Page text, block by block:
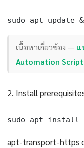
sudo apt update
เนื้อหาเกี่ยวข้อง — แ
Automation Script
2. Install
sudo apt install -
apt-transport-https